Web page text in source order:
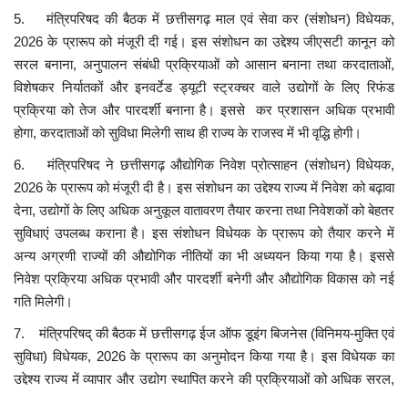
5. मंत्रिपरिषद की बैठक में छत्तीसगढ़ माल एवं सेवा कर (संशोधन) विधेयक,
2026 के प्रारूप को मंजूरी दी गई। इस संशोधन का उद्देश्य जीएसटी कानून को
सरल बनाना, अनुपालन संबंधी प्रक्रियाओं को आसान बनाना तथा करदाताओं,
विशेषकर निर्यातकों और इनवर्टेड ड्यूटी स्ट्रक्चर वाले उद्योगों के लिए रिफंड
प्रक्रिया को तेज और पारदर्शी बनाना है। इससे कर प्रशासन अधिक प्रभावी
होगा, करदाताओं को सुविधा मिलेगी साथ ही राज्य के राजस्व में भी वृद्धि होगी।
6. मंत्रिपरिषद ने छत्तीसगढ़ औद्योगिक निवेश प्रोत्साहन (संशोधन) विधेयक,
2026 के प्रारूप को मंजूरी दी है। इस संशोधन का उद्देश्य राज्य में निवेश को बढ़ावा
देना, उद्योगों के लिए अधिक अनुकूल वातावरण तैयार करना तथा निवेशकों को बेहतर
सुविधाएं उपलब्ध कराना है। इस संशोधन विधेयक के प्रारूप को तैयार करने में
अन्य अग्रणी राज्यों की औद्योगिक नीतियों का भी अध्ययन किया गया है। इससे
निवेश प्रक्रिया अधिक प्रभावी और पारदर्शी बनेगी और औद्योगिक विकास को नई
गति मिलेगी।
7. मंत्रिपरिषद् की बैठक में छत्तीसगढ़ ईज ऑफ डूइंग बिजनेस (विनिमय-मुक्ति एवं
सुविधा) विधेयक, 2026 के प्रारूप का अनुमोदन किया गया है। इस विधेयक का
उद्देश्य राज्य में व्यापार और उद्योग स्थापित करने की प्रक्रियाओं को अधिक सरल,